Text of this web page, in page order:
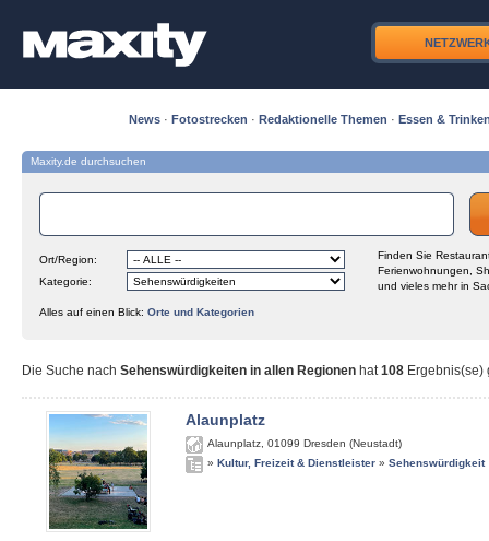
News · Fotostrecken · Redaktionelle Themen · Essen &
Maxity.de durchsuchen
Ort/Region:
Kategorie:
Finden Sie
Ferienwohnungen,
und vieles mehr in
Alles auf einen Blick: Orte und Kategorien
Die Suche nach Sehenswürdigkeiten in allen Regionen hat108 Ergebnis(se)
Alaunplatz
Alaunplatz 01099 Dresden (Neustadt)
» Kultur, Freizeit & Dienstleister » Sehenswürdigkeit